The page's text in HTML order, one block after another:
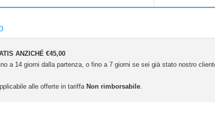
ANZICHÉ €45,00
a 14 giorni dalla partenza, o fino a 7 giorni se sei già stato nostro
alle offerte in tariffa Non rimborsabile.